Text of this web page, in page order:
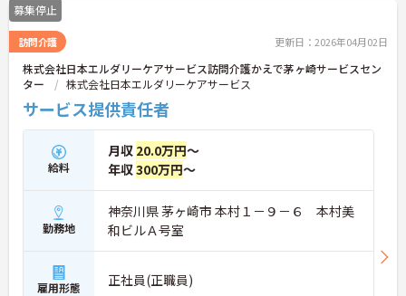
募集停止
訪問介護 更新日：2026年04月02日
株式会社日本エルダリーケアサービス訪問介護かえで茅ヶ崎サービスセン
ター
株式会社日本エルダリーケアサービス
サービス提供責任者
給料
月収 20.0万円～
年収300万円～
勤務地
神奈川県 茅ヶ崎市 本村１－９－６ 本村美
和ビルＡ号室
雇用形態 正社員(正職員)